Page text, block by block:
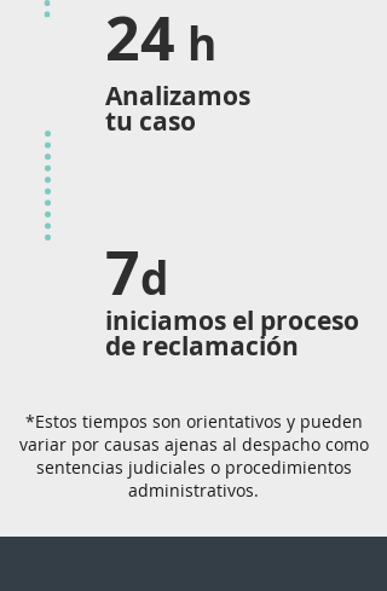
24 h
Analizamos
tu caso
7d
iniciamos el proceso
de reclamación
*Estos tiempos son orientativos y pueden
variar por causas ajenas al despacho como
sentencias judiciales o procedimientos
administrativos.